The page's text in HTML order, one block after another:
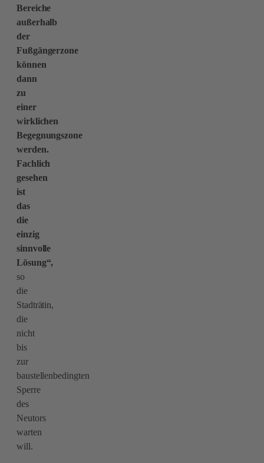
Bereiche
außerhalb
der
Fußgängerzone
können
dann
zu
einer
wirklichen
Begegnungszone
werden.
Fachlich
gesehen
ist
das
die
einzig
sinnvolle
Lösung“,
so
die
Stadträtin,
die
nicht
bis
zur
baustellenbedingten
Sperre
des
Neutors
warten
will.